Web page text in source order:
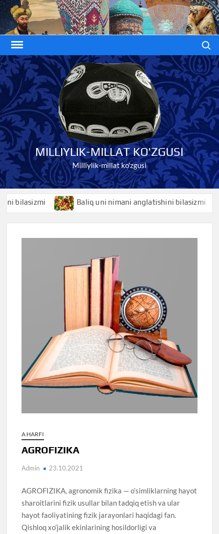
Skip
to
content
MILLIYLIK-MILLAT KO'ZGUSI
Milliylik-millat ko'zgusi
Baliq uni nimani anglatishini bilasizmi
A HARFI
AGROFIZIKA
Admin 23.10.2021
AGROFIZIKA, agronomik fizika — o’simliklarning hayot
sharoitlarini fizik usullar bilan tadqiq etish va ular
hayot faoliyatining fizik jarayonlari haqidagi fan.
Qishloq xo’jalik ekinlarining hosildorligi va